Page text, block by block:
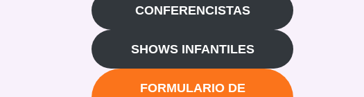
CONFERENCISTAS
SHOWS INFANTILES
FORMULARIO DE